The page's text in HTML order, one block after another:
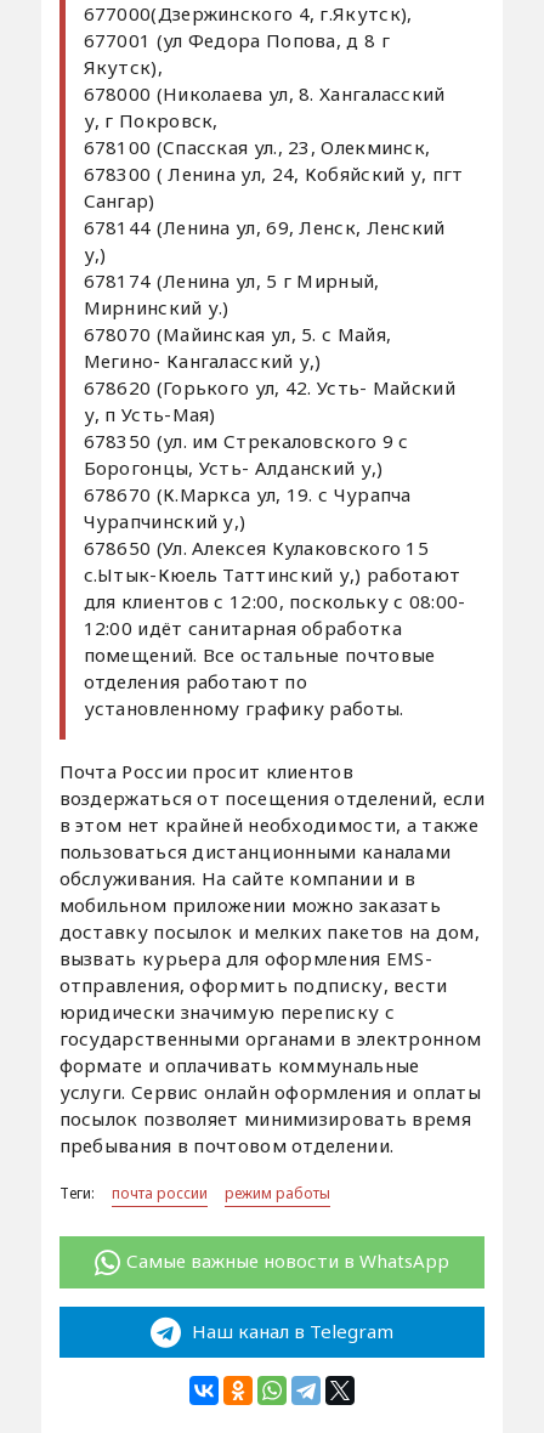
677000(Дзержинского 4, г.Якутск),
677001 (ул Федора Попова, д 8 г
Якутск),
678000 (Николаева ул, 8. Хангаласский
у, г Покровск,
678100 (Спасская ул., 23, Олекминск,
678300 ( Ленина ул, 24, Кобяйский у, пгт
Сангар)
678144 (Ленина ул, 69, Ленск, Ленский
у,)
678174 (Ленина ул, 5 г Мирный,
Мирнинский у.)
678070 (Майинская ул, 5. с Майя,
Мегино- Кангаласский у,)
678620 (Горького ул, 42. Усть- Майский
у, п Усть-Мая)
678350 (ул. им Стрекаловского 9 с
Борогонцы, Усть- Алданский у,)
678670 (К.Маркса ул, 19. с Чурапча
Чурапчинский у,)
678650 (Ул. Алексея Кулаковского 15
с.Ытык-Кюель Таттинский у,) работают
для клиентов с 12:00, поскольку с 08:00-
12:00 идёт санитарная обработка
помещений. Все остальные почтовые
отделения работают по
установленному графику работы.
Почта России просит клиентов
воздержаться от посещения отделений, если
в этом нет крайней необходимости, а также
пользоваться дистанционными каналами
обслуживания. На сайте компании и в
мобильном приложении можно заказать
доставку посылок и мелких пакетов на дом,
вызвать курьера для оформления EMS-
отправления, оформить подписку, вести
юридически значимую переписку с
государственными органами в электронном
формате и оплачивать коммунальные
услуги. Сервис онлайн оформления и оплаты
посылок позволяет минимизировать время
пребывания в почтовом отделении.
Теги: почта россии режим работы
Самые важные новости в WhatsApp
Наш канал в Telegram